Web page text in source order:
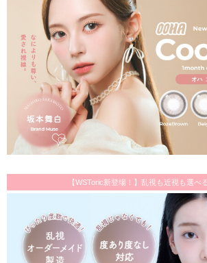
【WSToric新登場！】乱視も近視も選べ